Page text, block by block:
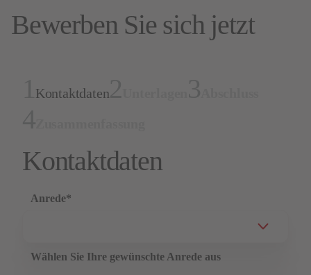
Bewerben Sie sich jetzt
Kontaktdaten
Kontaktdaten
Anrede*
Wählen Sie Ihre gewünschte Anrede aus